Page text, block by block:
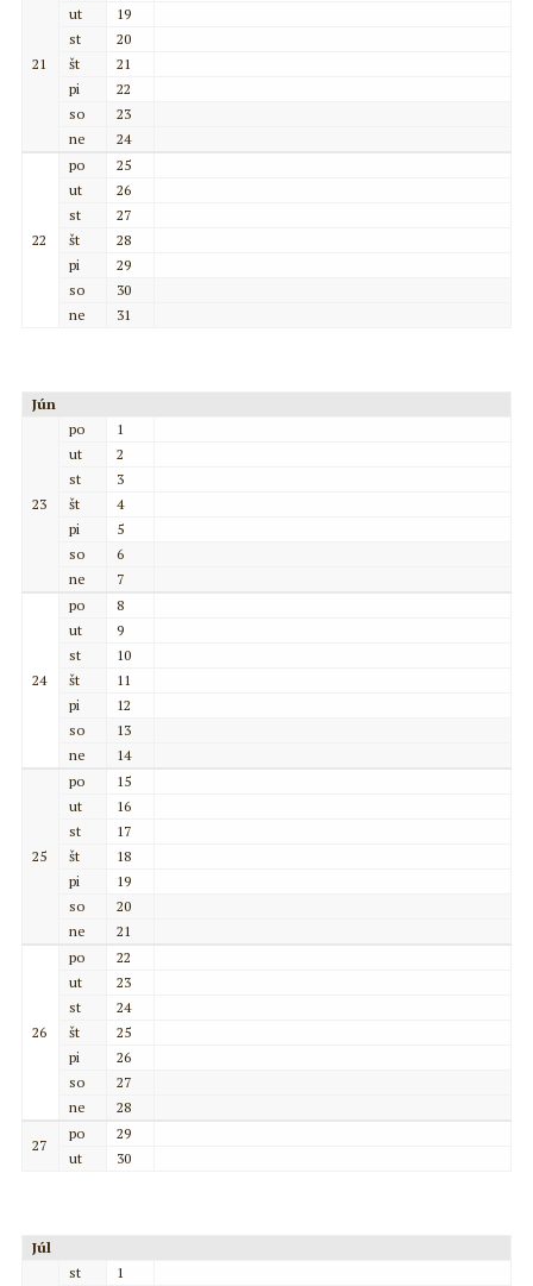
21
ut
19
st
20
št
21
pi
22
so
23
ne
24
22
po
25
ut
26
st
27
št
28
pi
29
so
30
ne
31
Jún
23
po
1
ut
2
st
3
št
4
pi
5
so
6
ne
7
24
po
8
ut
9
st
10
št
11
pi
12
so
13
ne
14
25
po
15
ut
16
st
17
št
18
pi
19
so
20
ne
21
26
po
22
ut
23
st
24
št
25
pi
26
so
27
ne
28
27
po
29
ut
30
Júl
st
1